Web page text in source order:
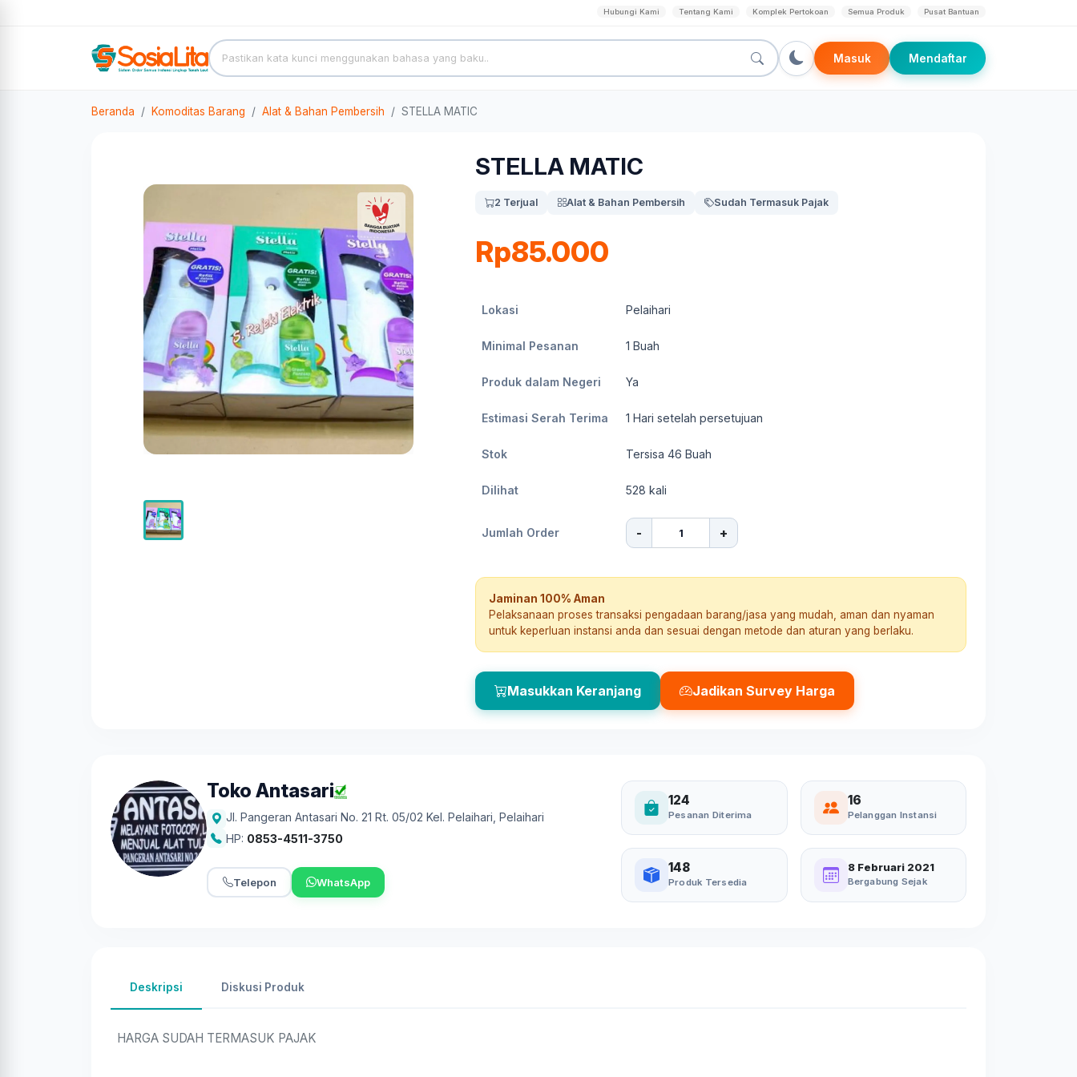
Hubungi Kami Tentang Kami Komplek Pertokoan Semua Produk Pusat Bantuan
Masuk Mendaftar
Beranda Komoditas Barang Alat & Bahan Pembersih STELLA MATIC
STELLA MATIC
2 Terjual Alat & Bahan Pembersih Sudah Termasuk Pajak
Rp85.000
Lokasi Pelaihari
Minimal Pesanan 1 Buah
Produk dalam Negeri Ya
Estimasi Serah Terima 1 Hari setelah persetujuan
Stok Tersisa 46 Buah
Dilihat 528 kali
Jumlah Order - +
Jaminan 100% Aman
Pelaksanaan proses transaksi pengadaan barang/jasa yang mudah, aman dan nyaman
untuk keperluan instansi anda dan sesuai dengan metode dan aturan yang berlaku.
Masukkan Keranjang Jadikan Survey Harga
Toko Antasari
Jl. Pangeran Antasari No. 21 Rt. 05/02 Kel. Pelaihari Pelaihari
HP: 0853-4511-3750
Telepon WhatsApp
124
Pesanan Diterima
16
Pelanggan Instansi
148
Produk Tersedia
8 Februari 2021
Bergabung Sejak
Deskripsi Diskusi Produk
HARGA SUDAH TERMASUK PAJAK